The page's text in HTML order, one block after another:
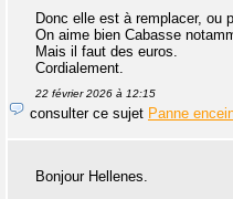
Donc elle est à remplacer, ou
On aime bien Cabasse
Mais il faut des euros.
Cordialement.
22 février 2026 à 12:15
consulter ce sujet Panne
Bonjour Hellenes.